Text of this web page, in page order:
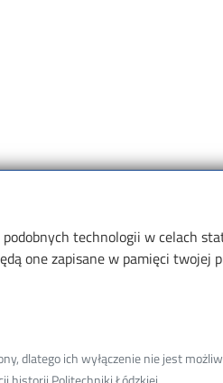
technologii w celach
one zapisane w pamięci twojej
dlatego ich wyłączenie nie jest
Nauce